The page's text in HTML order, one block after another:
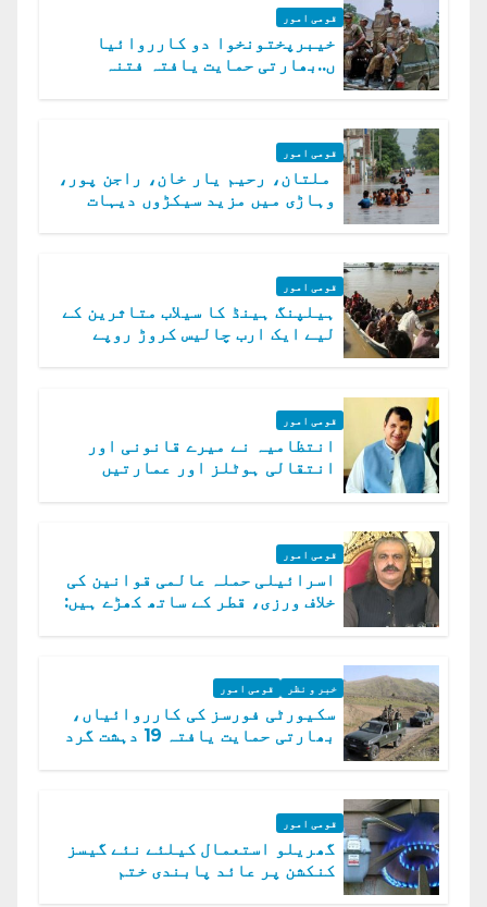
قومی امور
خیبرپختونخوا دو کارروائیا
ں..بھارتی حمایت یافتہ فتنہ
قومی امور
ملتان، رحیم یار خان، راجن پور،
وہاڑی میں مزید سیکڑوں دیہات
قومی امور
ہیلپنگ ہینڈ کا سیلاب متاثرین کے
لیے ایک ارب چالیس کروڑ روپے
قومی امور
انتظامیہ نے میرے قانونی اور
انتقالی ہوٹلز اور عمارتیں
قومی امور
اسرائیلی حملہ عالمی قوانین کی
خلاف ورزی، قطر کے ساتھ کھڑے ہیں:
خبر و نظر قومی امور
سکیورٹی فورسز کی کارروائیاں،
بھارتی حمایت یافتہ 19 دہشت گرد
قومی امور
گھریلو استعمال کیلئے نئے گیسز
کنکشن پر عائد پابندی ختم